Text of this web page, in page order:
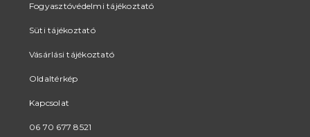
Fogyasztóvédelmi tájékoztató
Süti tájékoztató
Vásárlási tájékoztató
Oldaltérkép
Kapcsolat
06 70 677 8521